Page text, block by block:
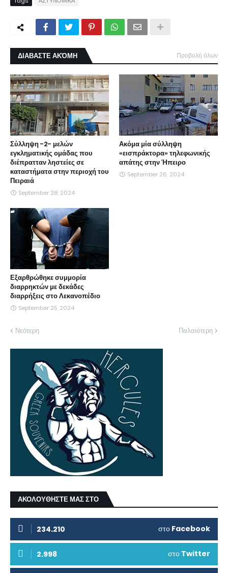
ΔΙΑΒΑΣΤΕ ΑΚΌΜΗ Προβολή όλων
Σύλληψη -2- μελών
εγκληματικής ομάδας που
διέπρατταν ληστείες σε
καταστήματα στην περιοχή του
Πειραιά
September 28, 2024
Ακόμα μία σύλληψη
«εισπράκτορα» τηλεφωνικής
απάτης στην Ήπειρο
September 26, 2024
Εξαρθρώθηκε συμμορία
διαρρηκτών με δεκάδες
διαρρήξεις στο Λεκανοπέδιο
September 25, 2024
Νεότερη Παλαιότερη
ΑΚΟΛΟΥΘΗΣΤΕ ΜΑΣ ΣΤΟ
234.210 στο Facebook
2.998 στο Twitter